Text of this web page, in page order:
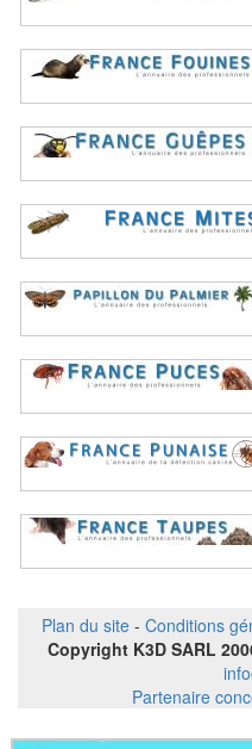
Plan du site - Conditions
Copyright K3D SARL
Partenaire